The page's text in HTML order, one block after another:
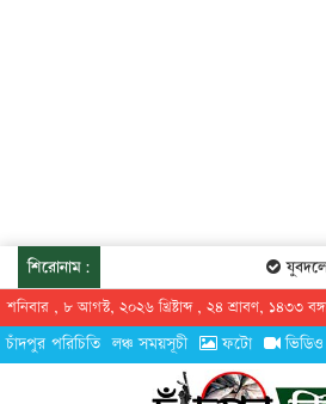
শিরোনাম: যুবদলের
শনিবার , ৮ আগস্ট, ২০২৬ খ্রিষ্টাব্দ , ২৪ শ্রাবণ, ১৪৩৩
চাঁদপুর পরিচিতি লঞ্চ সময়সূচী ফটো ভিডিও